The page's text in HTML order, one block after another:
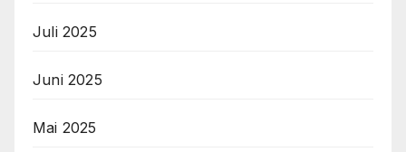
Juli 2025
Juni 2025
Mai 2025